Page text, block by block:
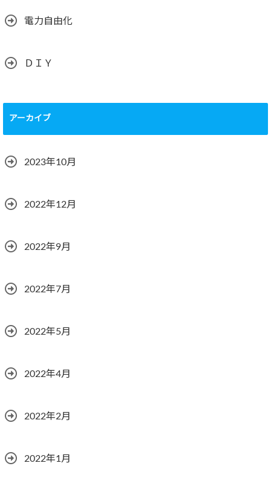
電力自由化
ＤＩＹ
アーカイブ
2023年10月
2022年12月
2022年9月
2022年7月
2022年5月
2022年4月
2022年2月
2022年1月